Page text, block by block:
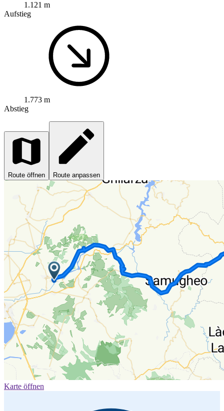
1.121 m
Aufstieg
1.773 m
Abstieg
Route öffnen Route anpassen
Karte öffnen